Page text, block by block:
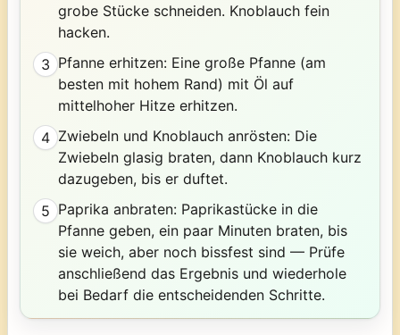
grobe Stücke schneiden. Knoblauch fein
hacken.
3 Pfanne erhitzen: Eine große Pfanne (am
besten mit hohem Rand) mit Öl auf
mittelhoher Hitze erhitzen.
4 Zwiebeln und Knoblauch anrösten: Die
Zwiebeln glasig braten, dann Knoblauch kurz
dazugeben, bis er duftet.
5 Paprika anbraten: Paprikastücke in die
Pfanne geben, ein paar Minuten braten, bis
sie weich, aber noch bissfest sind — Prüfe
anschließend das Ergebnis und wiederhole
bei Bedarf die entscheidenden Schritte.